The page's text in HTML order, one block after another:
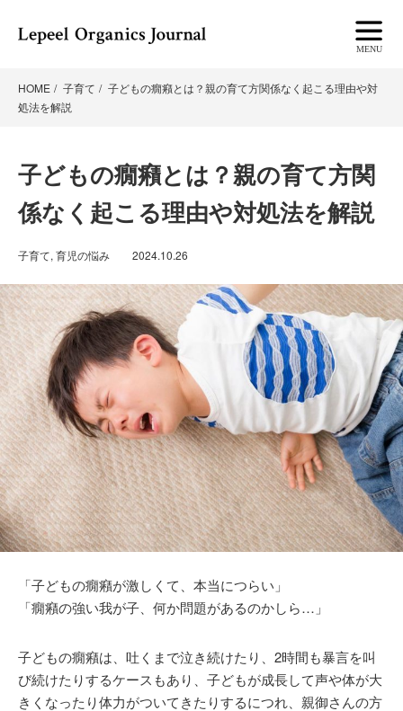
HOME 子育て
子どもの癇癪とは？親の育て方関係なく起こる理由や対
処法を解説
子どもの癇癪とは？親の育て方関
係なく起こる理由や対処法を解説
子育て, 育児の悩み 2024.10.26
「子どもの癇癪が激しくて、本当につらい」
「癇癪の強い我が子、何か問題があるのかしら…」
子どもの癇癪は、吐くまで泣き続けたり、2時間も暴言を叫
び続けたりするケースもあり、子どもが成長して声や体が大
きくなったり体力がついてきたりするにつれ、親御さんの方